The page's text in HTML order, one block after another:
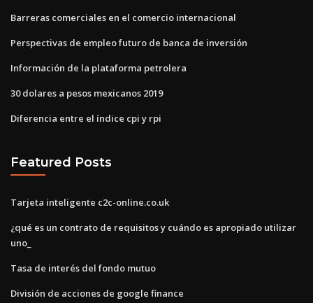
Barreras comerciales en el comercio internacional
Perspectivas de empleo futuro de banca de inversión
Información de la plataforma petrolera
30 dolares a pesos mexicanos 2019
Diferencia entre el índice cpi y rpi
Featured Posts
Tarjeta inteligente c2c-online.co.uk
¿qué es un contrato de requisitos y cuándo es apropiado utilizar
uno_
Tasa de interés del fondo mutuo
División de acciones de google finance